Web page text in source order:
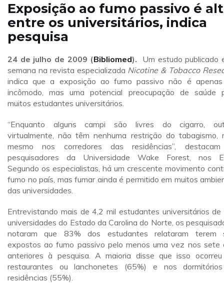
Exposição ao fumo passivo é
entre os universitários, indica
pesquisa
24 de julho de 2009 (Bibliomed). Um estudo publicado
semana na revista especializada Nicotine & Tobacco
indica que a exposição ao fumo passivo não é
incômodo, mas uma potencial preocupação de saúde
muitos estudantes universitários.
“Enquanto alguns campi são livres do cigarro,
virtualmente, não têm nenhuma restrição do tabagismo,
mesmo nos corredores das residências”,
pesquisadores da Universidade Wake Forest, nos
Segundo os especialistas, há um crescente movimento
fumo no país, mas fumar ainda é permitido em muitos
das universidades.
Entrevistando mais de 4,2 mil estudantes universitários de
universidades do Estado da Carolina do Norte, os
notaram que 83% dos estudantes relataram terem
expostos ao fumo passivo pelo menos uma vez nos sete
anteriores à pesquisa. A maioria disse que isso
restaurantes ou lanchonetes (65%) e nos
residências (55%).